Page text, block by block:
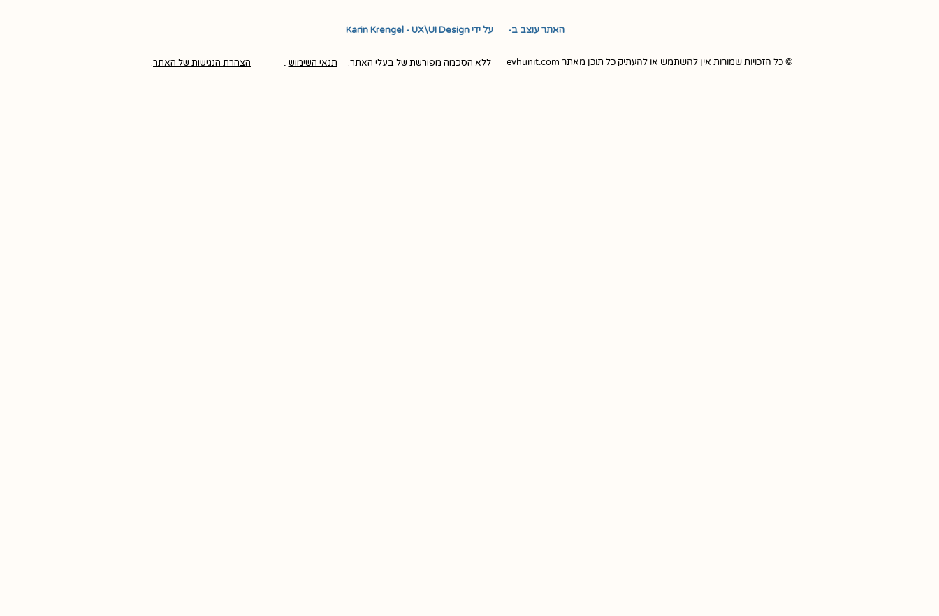
האתר עוצב ב- ​ ​ על ידי Karin Krengel - UX\UI Design
הצהרת הנגישות של האתר. ללא הסכמה מפורשת של בעלי האתר. תנאי השימוש . © כל הזכויות שמורות אין להשתמש או להעתיק כל תוכן מאתר evhunit.com